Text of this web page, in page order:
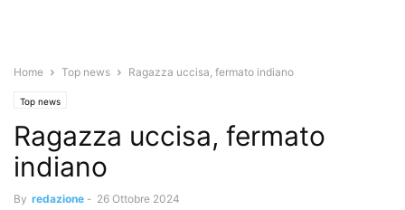
Home Top news Ragazza uccisa, fermato indiano
Top news
Ragazza uccisa, fermato
indiano
By redazione - 26 Ottobre 2024